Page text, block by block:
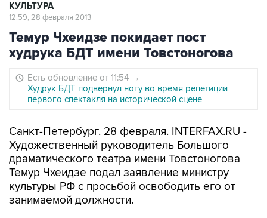
КУЛЬТУРА
12:59, 28 февраля 2013
Темур Чхеидзе покидает пост
худрука БДТ имени Товстоногова
Есть обновление от 11:54 →
Худрук БДТ подвернул ногу во время репетиции
первого спектакля на исторической сцене
Санкт-Петербург. 28 февраля. INTERFAX.RU -
Художественный руководитель Большого
драматического театра имени Товстоногова
Темур Чхеидзе подал заявление министру
культуры РФ с просьбой освободить его от
занимаемой должности.